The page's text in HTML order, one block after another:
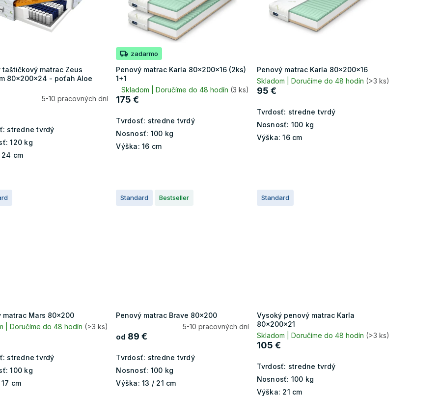
taštičkový matrac Zeus
80x200x24 - poťah Aloe
5-10 pracovných dní
stredne tvrdý
120 kg
24 cm
zadarmo
Penový matrac Karla 80x200x16 (2ks)
1+1
Skladom | Doručíme do 48 hodín (3 ks)
175 €
Tvrdosť: stredne tvrdý
Nosnosť: 100 kg
Výška: 16 cm
Penový matrac Karla 80x200x16
Skladom | Doručíme do 48 hodín (>3 ks)
95 €
Tvrdosť: stredne tvrdý
Nosnosť: 100 kg
Výška: 16 cm
matrac Mars 80x200
| Doručíme do 48 hodín (>3 ks)
stredne tvrdý
100 kg
17 cm
Standard Bestseller
Penový matrac Brave 80x200
5-10 pracovných dní
od 89 €
Tvrdosť: stredne tvrdý
Nosnosť: 100 kg
Výška: 13 / 21 cm
Standard
Vysoký penový matrac Karla
80x200x21
Skladom | Doručíme do 48 hodín (>3 ks)
105 €
Tvrdosť: stredne tvrdý
Nosnosť: 100 kg
Výška: 21 cm